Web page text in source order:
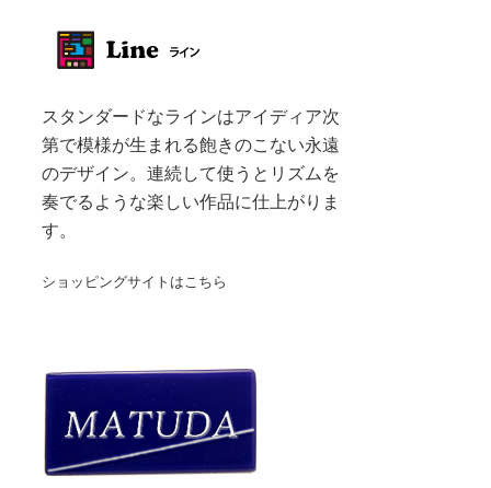
スタンダードなラインはアイディア次
第で模様が生まれる飽きのこない永遠
のデザイン。連続して使うとリズムを
奏でるような楽しい作品に仕上がりま
す。
ショッピングサイトはこちら